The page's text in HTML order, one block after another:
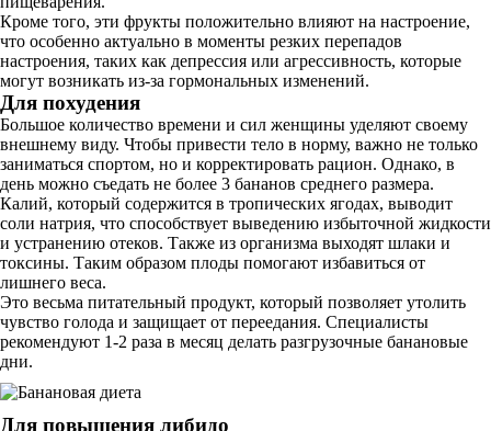
Кроме того, эти фрукты положительно влияют на настроение,
что особенно актуально в моменты резких перепадов
настроения, таких как депрессия или агрессивность, которые
могут возникать из-за гормональных изменений.
Для похудения
Большое количество времени и сил женщины уделяют своему
внешнему виду. Чтобы привести тело в норму, важно не только
заниматься спортом, но и корректировать рацион. Однако, в
день можно съедать не более 3 бананов среднего размера.
Калий, который содержится в тропических ягодах, выводит
соли натрия, что способствует выведению избыточной жидкости
и устранению отеков. Также из организма выходят шлаки и
токсины. Таким образом плоды помогают избавиться от
лишнего веса.
Это весьма питательный продукт, который позволяет утолить
чувство голода и защищает от переедания. Специалисты
рекомендуют 1-2 раза в месяц делать разгрузочные банановые
дни.
Для повышения либидо